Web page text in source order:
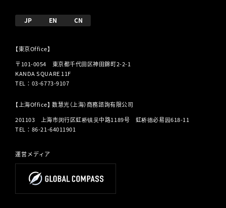
JP EN CN
【東京Office】
〒101-0054 東京都千代田区神田錦町2-2-1
KANDA SQUARE 11F
TEL ： 03-6773-9107
【上海Office】 数慧光（上海）商務諮詢有限公司
201103 上海市闵行区虹桥镇吴中路1189号 虹桥德必易园618-11
TEL ： 86-21-64011901
運営メディア